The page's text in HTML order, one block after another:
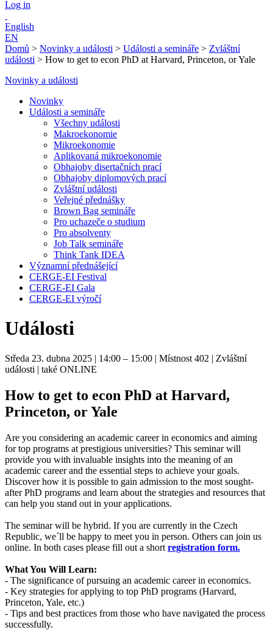
Log in
English
EN
Domů > Novinky a události > Události a semináře > Zvláštní
události > How to get to econ PhD at Harvard, Princeton, or Yale
Novinky a události
Novinky
Události a semináře
Všechny události
Makroekonomie
Mikroekonomie
Aplikovaná mikroekonomie
Obhajoby disertačních prací
Obhajoby diplomových prací
Zvláštní události
Veřejné přednášky
Brown Bag semináře
Pro uchazeče o studium
Pro absolventy
Job Talk semináře
Think Tank IDEA
Významní přednášející
CERGE-EI Festival
CERGE-EI Gala
CERGE-EI výročí
Události
Středa 23. dubna 2025 | 14:00 – 15:00 | Místnost 402 | Zvláštní
události | také ONLINE
How to get to econ PhD at Harvard,
Princeton, or Yale
Are you considering an academic career in economics and aiming
for top programs at prestigious universities? This seminar will
provide you with invaluable insights into the meaning of an
academic career and the essential steps to achieve your goals.
Discover how it is possible to gain admission to the most sought-
after PhD programs and learn about the strategies and resources that
can help you stand out in your applications.
The seminar will be hybrid. If you are currently in the Czech
Republic, we´ll be happy to meet you in person. Others can join us
online. In both cases please fill out a short registration form.
What You Will Learn:
- The significance of pursuing an academic career in economics.
- Key strategies for applying to top PhD programs (Harvard,
Princeton, Yale, etc.)
- Tips and best practices from those who have navigated the process
successfully.